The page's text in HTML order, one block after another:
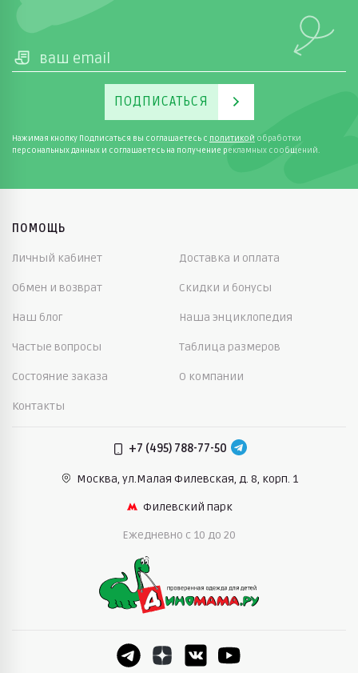
ПОДПИСАТЬСЯ
Нажимая кнопку Подписаться вы соглашаетесь с политикой обработки
персональных данных и соглашаетесь на получение рекламных сообщений.
ПОМОЩЬ
Личный кабинет Доставка и оплата
Обмен и возврат Скидки и бонусы
Наш блог Наша энциклопедия
Частые вопросы Таблица размеров
Состояние заказа О компании
Контакты
+7 (495) 788-77-50
Москва, ул.Малая Филевская, д. 8, корп. 1
Филевский парк
Ежедневно c 10 до 20